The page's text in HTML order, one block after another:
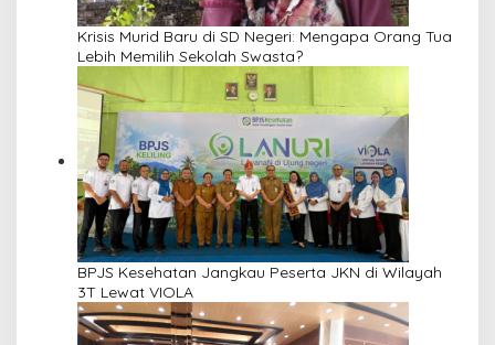
Krisis Murid Baru di SD Negeri: Mengapa Orang Tua
Lebih Memilih Sekolah Swasta?
BPJS Kesehatan Jangkau Peserta JKN di Wilayah
3T Lewat VIOLA